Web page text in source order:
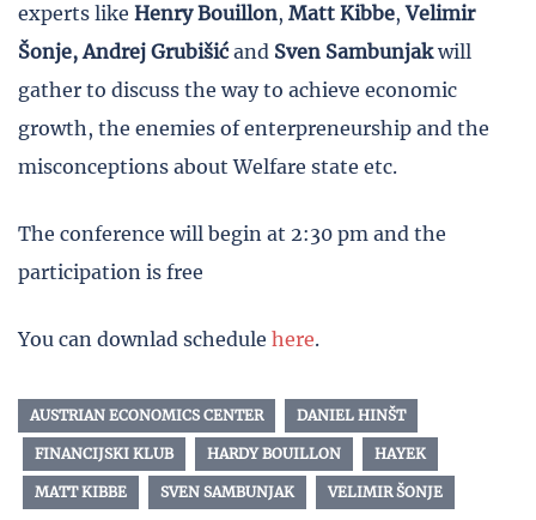
experts like Henry Bouillon, Matt Kibbe,Velimir
Šonje,Andrej Grubišić and Sven Sambunjakwill
gather to discuss the way to achieve economic
growth, the enemies of enterpreneurship and the
misconceptions about Welfare state etc.
The conference will begin at 2:30 pm and the
participation is free
You can downlad schedule here.
AUSTRIAN ECONOMICS CENTER DANIEL HINŠT
FINANCIJSKI KLUB HARDY BOUILLON HAYEK
MATT KIBBE SVEN SAMBUNJAK VELIMIR ŠONJE